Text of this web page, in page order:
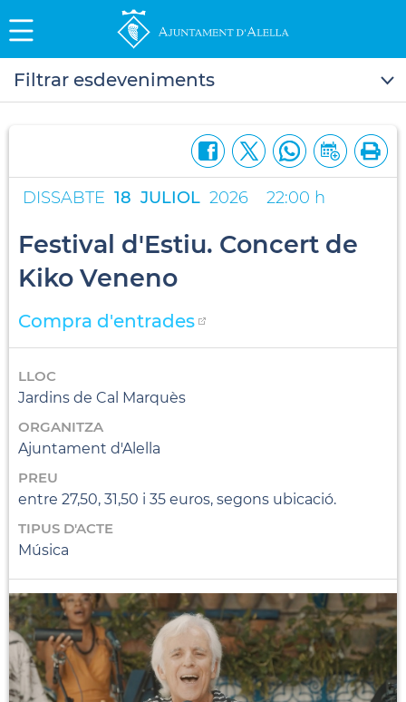
Filtrar esdeveniments
DISSABTE 18 JULIOL 2026 22:00 h
Festival d'Estiu. Concert de
Kiko Veneno
Compra d'entrades
LLOC
Jardins de Cal Marquès
ORGANITZA
Ajuntament d'Alella
PREU
entre 27,50, 31,50 i 35 euros, segons ubicació.
TIPUS D'ACTE
Música